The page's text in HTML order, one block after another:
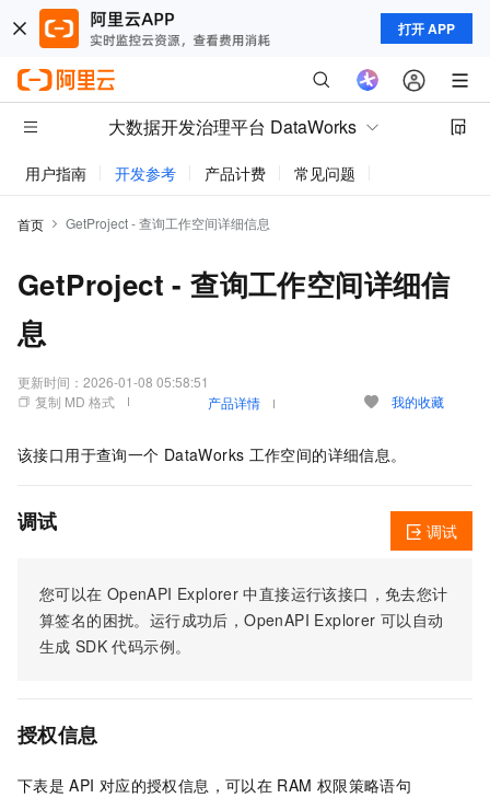
打开 APP
大数据开发治理平台 DataWorks
用户指南 开发参考 产品计费 常见问题
首页 GetProject - 查询工作空间详细信息
GetProject - 查询工作空间详细信
息
更新时间： 2026-01-08 05:58:51
复制 MD 格式
产品详情 我的收藏
该接口用于查询一个 DataWorks 工作空间的详细信息。
调试
您可以在 OpenAPI Explorer 中直接运行该接口，免去您计
算签名的困扰。运行成功后，OpenAPI Explorer 可以自动
生成 SDK 代码示例。
调试
授权信息
下表是 API 对应的授权信息，可以在 RAM 权限策略语句